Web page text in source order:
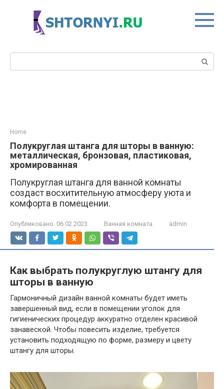
Поиск:
Home
Полукруглая штанга для шторы в ванную:
металлическая, бронзовая, пластиковая,
хромированная
Полукруглая штанга для ванной комнаты
создаст восхитительную атмосферу уюта и
комфорта в помещении.
Опубликовано: 06.02.2023 Ванная комната admin
Как выбрать полукруглую штангу для
шторы в ванную
Гармоничный дизайн ванной комнаты будет иметь
завершенный вид, если в помещении уголок для
гигиенических процедур аккуратно отделен красивой
занавеской. Чтобы повесить изделие, требуется
установить подходящую по форме, размеру и цвету
штангу для шторы.